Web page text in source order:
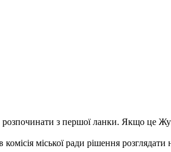
розпочинати з першої ланки. Якщо це
міської ради рішення розглядати